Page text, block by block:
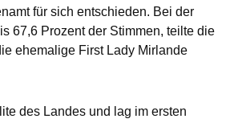
für sich entschieden. Bei der
67,6 Prozent der Stimmen, teilte die
ehemalige First Lady Mirlande
des Landes und lag im ersten